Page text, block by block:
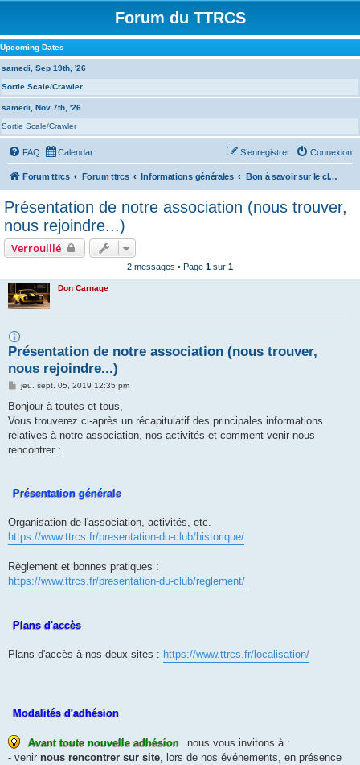
Forum du TTRCS
Upcoming Dates
samedi, Sep 19th, '26
Sortie Scale/Crawler
samedi, Nov 7th, '26
Sortie Scale/Crawler
FAQ Calendar Connexion
S’enregistrer
Forum ttrcs Forum ttrcs Informations générales Bon à savoir sur le club et photos souvenirs
Présentation de notre association (nous trouver,
nous rejoindre...)
Verrouillé
2 messages • Page 1 sur 1
Don Carnage
Présentation de notre association (nous trouver,
nous rejoindre...)
M
s
a
g
jeu. sept. 05, 2019 12:35 pm
Bonjour à toutes et tous,
Vous trouverez ci-après un récapitulatif des principales informations
relatives à notre association, nos activités et comment venir nous
rencontrer :
Présentation générale
Organisation de l'association, activités, etc.
https://www.ttrcs.fr/presentation-du-club/historique/
Règlement et bonnes pratiques :
https://www.ttrcs.fr/presentation-du-club/reglement/
Plans d'accès
Plans d'accès à nos deux sites : https://www.ttrcs.fr/localisation/
Modalités d'adhésion
Avant toute nouvelle adhésion
nous vous invitons à :
- venir nous rencontrer sur site, lors de nos événements, en présence